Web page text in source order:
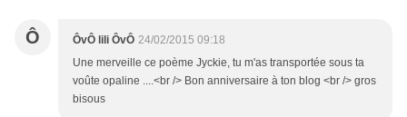
Ô ÔvÔ lili ÔvÔ 24/02/2015 09:18
Une merveille ce poème Jyckie, tu m'as transportée sous ta
voûte opaline ....<br /> Bon anniversaire à ton blog <br /> gros
bisous